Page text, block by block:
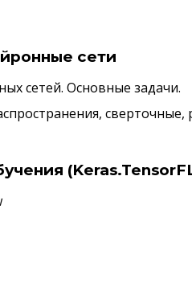
сети
сетей. Основные задачи.